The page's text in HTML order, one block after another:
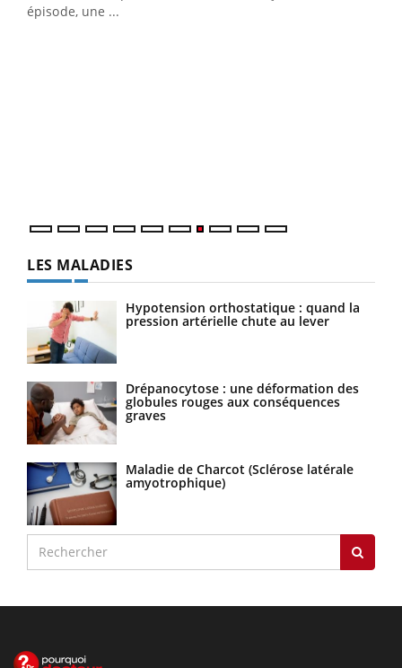
épisode, une ...
DRH et directeur ...
LES MALADIES
Hypotension orthostatique : quand la
pression artérielle chute au lever
Drépanocytose : une déformation des
globules rouges aux conséquences
graves
Maladie de Charcot (Sclérose latérale
amyotrophique)